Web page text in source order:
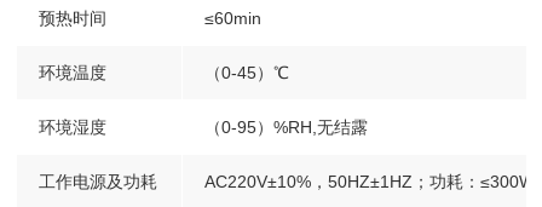
预热时间 ≤60min
环境温度 （0-45）℃
环境湿度 （0-95）%RH,无结露
工作电源及功耗 AC220V±10%，50HZ±1HZ；功耗：≤300W